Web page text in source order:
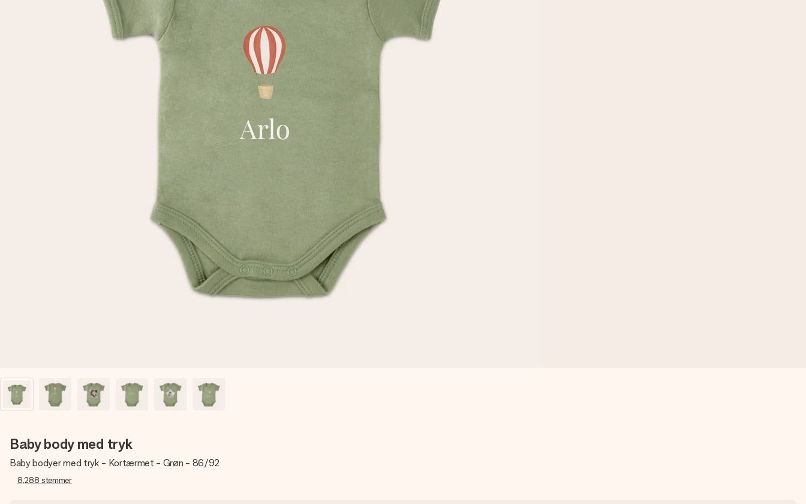
Baby body med tryk
Baby bodyer med tryk - Kortærmet - Grøn - 86/92
8,288 stemmer